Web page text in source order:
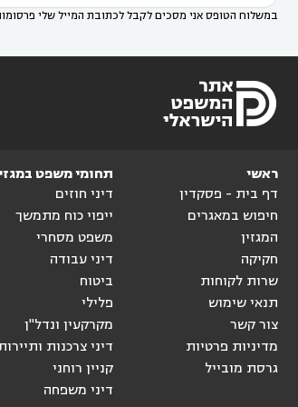
במשלוח הטופס אני מסכים לקבל לכתובת המייל שלי
ראשי
דף בית - פסקדין
חיפוש במאגרים
המגזין
חקיקה
שרות לקוחות
תנאי שימוש
צור קשר
מדיניות פרטיות
גרסת מובייל
תחומי משפט
דיני חוזים
ייפוי כוח מתמשך
משפט מסחרי
דיני עבודה
ביטוח
פלילי
מקרקעין ונדל"ן
דיני צרכנות
קניין רוחני
דיני משפחה